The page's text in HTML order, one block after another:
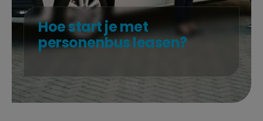
Hoe start je met
personenbus leasen?